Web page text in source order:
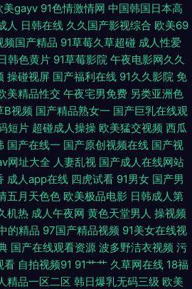
袜野结衣 精品二四区 大香蕉超碰在线 红杏福
导航 99在线视频福利 东京热日韩有码 久久
人伊思7 91在线精品尤物 超碰社区影院 国产
色图 2026狠狠干 99热只有 豆花吃瓜网 女优
AV 在线观看国产91 Av性爱中文 精品91网 人
色91 激情片a级试看 伊人大香啪啪 97色色资
人人操 午夜福利Av网 激情视频免费看 欧洲精
婷婷 久久草草视频成人 宅女午夜福利 ts伪娘
美gayv 91色情激情网 中国韩国日本高
人 日韩在线 久久国产影视综合 欧美69
频国产精品 91草莓久草超碰 成人性爱
韩色黄片 91草莓影院 午夜电影网久久
操碰视屏 国产福利在线 91久久影院 免
美精品性交 午夜宅男免费 另类亚洲色
B视频 国产精品熟女一 国产巨乳在线观
短片 超碰成人操操 欧美猛交视频 西瓜
国产在线一 国产原创视频在线 国产视
网址大全 人妻乱视 国产成人在线网站
成人app在线 四虎试看 91男女 国产男
五月天色色 欧美极品电影 日韩成人第
机热 成人午夜网 黄色天堂男人 操视频
的精品 97国产精品视频 91美女在线视
国产在线观看资源 波多野洁衣视频 污
看 自拍视频91 91艹艹 久草网在线 18福
精品一区二区 韩日爆乳无码三级 欧美